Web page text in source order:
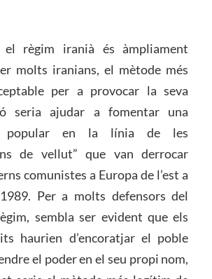
el règim iranià és àmpliament
molts iranians, el mètode més
per a provocar la seva
seria ajudar a fomentar una
popular en la línia de les
de vellut” que van derrocar
comunistes a Europa de l’est a
Per a molts defensors del
sembla ser evident que els
haurien d’encoratjar el poble
el poder en el seu propi nom,